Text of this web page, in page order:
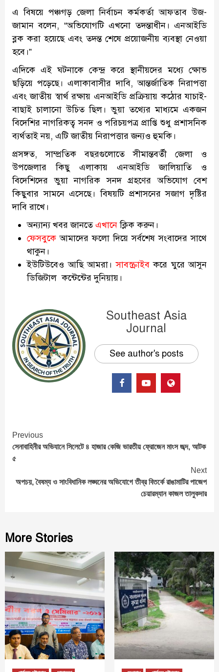
এ বিষয়ে পঞ্চগড় জেলা নির্বাচন কর্মকর্তা আফতাব উজ-
জামান বলেন, “অভিযোগটি এখনো তদন্তাধীন। এনআইডি
ব্লক করা হয়েছে এবং তদন্ত শেষে প্রয়োজনীয় ব্যবস্থা নেওয়া
হবে।”
এদিকে এই ঘটনাকে কেন্দ্র করে স্থানীয়দের মধ্যে ক্ষোভ
ছড়িয়ে পড়েছে। এলাকাবাসীর দাবি, আন্তর্জাতিক নিরাপত্তা
এবং জাতীয় স্বার্থ রক্ষায় এনআইডি প্রক্রিয়ায় কঠোর যাচাই-
বাছাই চালানো উচিত ছিল। ভুয়া তথ্যের মাধ্যমে একজন
বিদেশির নাগরিকত্ব সনদ ও পরিচয়পত্র প্রাপ্তি শুধু প্রশাসনিক
ব্যর্থতাই নয়, এটি জাতীয় নিরাপত্তার জন্যও হুমকি।
প্রসঙ্গত, সাম্প্রতিক বছরগুলোতে সীমান্তবর্তী জেলা ও
উপজেলার কিছু এলাকায় এনআইডি জালিয়াতি ও
বিদেশিদের ভুয়া নাগরিক সনদ গ্রহণের অভিযোগ বেশ
কিছুবার সামনে এসেছে। বিষয়টি প্রশাসনের সজাগ দৃষ্টির
দাবি রাখে।
অন্যান্য খবর জানতে এখানে ক্লিক করুন।
ফেসবুকে আমাদের ফলো দিয়ে সর্বশেষ সংবাদের সাথে
থাকুন।
ইউটিউবেও আছি আমরা। সাবস্ক্রাইব করে ঘুরে আসুন
ডিজিটাল কন্টেন্টের দুনিয়ায়।
Southeast Asia
Journal
See author's posts
Continue
Reading
Previous
সেনাবাহিনীর অভিযানে সিলেটে ৪ হাজার কেজি ভারতীয় ফ্রোজেন মাংস জব্দ, আটক
৫
Next
অপচয়, বৈষম্য ও সাংবিধানিক লঙ্ঘনের অভিযোগে তীব্র বিতর্কে রাঙামাটির পাজেপ
চেয়ারম্যান কাজল তালুকদার
More Stories